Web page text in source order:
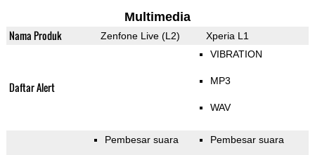
Multimedia
Nama Produk Zenfone Live (L2) Xperia L1
Daftar Alert
VIBRATION
MP3
WAV
Pembesar suara Pembesar suara